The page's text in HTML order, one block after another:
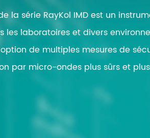
Évaporation d'azote
Évaporation sous vide
Manipulation automatisée des
Bloquer la Digestion
Digestion micro-ondes
Micro-Extraction en Phase solide
Broyeur de tissus automatisé
la série RayKol IMD est un
laboratoires et divers
de multiples mesures de
par micro-ondes plus sûrs et